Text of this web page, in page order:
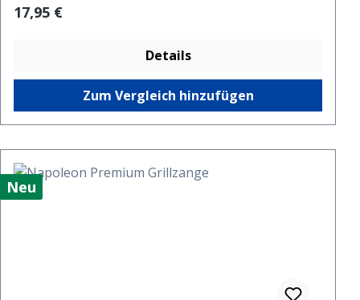
Regulärer Preis:
17,95 €
Details
Zum Vergleich hinzufügen
Neu